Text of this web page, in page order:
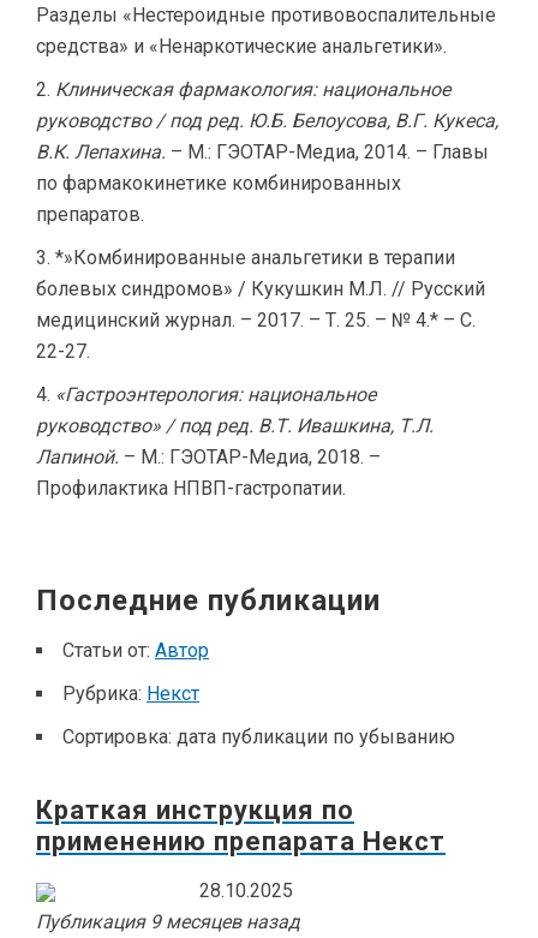
Разделы «Нестероидные противовоспалительные
средства» и «Ненаркотические анальгетики».
Клиническая фармакология: национальное
руководство / под ред. Ю.Б. Белоусова, В.Г. Кукеса,
В.К. Лепахина. – М.: ГЭОТАР-Медиа, 2014. – Главы
по фармакокинетике комбинированных
препаратов.
*»Комбинированные анальгетики в терапии
болевых синдромов» / Кукушкин М.Л. // Русский
медицинский журнал. – 2017. – Т. 25. – № 4.* – С.
22-27.
«Гастроэнтерология: национальное
руководство» / под ред. В.Т. Ивашкина, Т.Л.
Лапиной. – М.: ГЭОТАР-Медиа, 2018. –
Профилактика НПВП-гастропатии.
Последние публикации
Статьи от: Автор
Рубрика: Некст
Сортировка: дата публикации по убыванию
Краткая инструкция по
применению препарата Некст
28.10.2025
Публикация 9 месяцев назад